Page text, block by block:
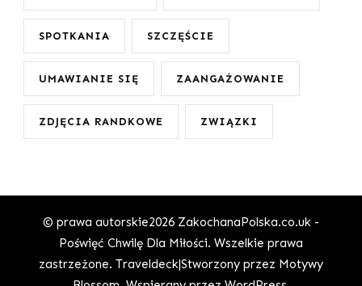
SPOTKANIA SZCZĘŚCIE
UMAWIANIE SIĘ ZAANGAŻOWANIE
ZDJĘCIA RANDKOWE ZWIĄZKI
© prawa autorskie2026 ZakochanaPolska.co.uk -
Poświęć Chwilę Dla Miłości. Wszelkie prawa
zastrzeżone. Traveldeck|Stworzony przez Motywy